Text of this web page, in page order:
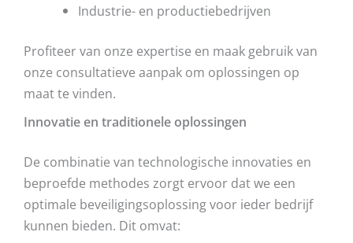
Industrie- en productiebedrijven
Profiteer van onze expertise en maak gebruik van
onze consultatieve aanpak om oplossingen op
maat te vinden.
Innovatie en traditionele oplossingen
De combinatie van technologische innovaties en
beproefde methodes zorgt ervoor dat we een
optimale beveiligingsoplossing voor ieder bedrijf
kunnen bieden. Dit omvat: